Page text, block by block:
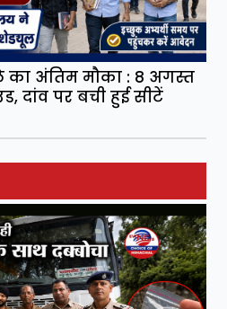
का अंतिम मौका : 8 अगस्त
दांव पर बची हुई सीटें